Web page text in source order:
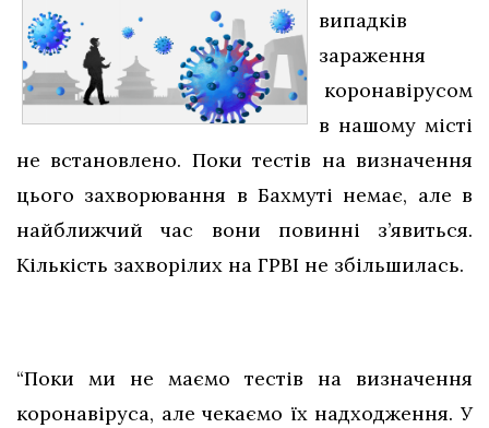
випадків
зараження
коронавірусом
в нашому місті
не встановлено. Поки тестів на визначення
цього захворювання в Бахмуті немає, але в
найближчий час вони повинні з’явиться.
Кількість захворілих на ГРВІ не збільшилась.
“Поки ми не маємо тестів на визначення
коронавіруса, але чекаємо їх надходження. У